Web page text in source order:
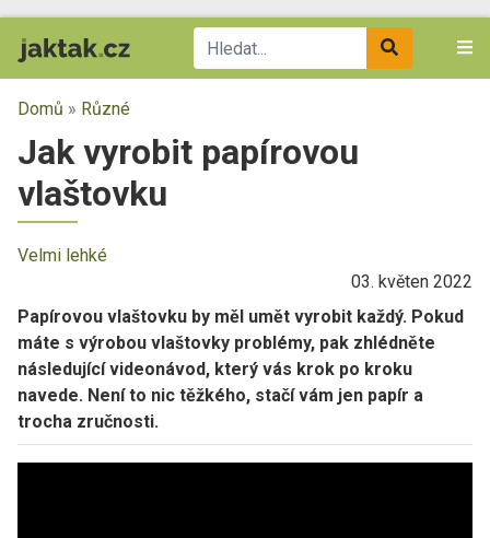
Domů » Různé
Jak vyrobit papírovou
vlaštovku
Velmi lehké
03. květen 2022
Papírovou vlaštovku by měl umět vyrobit každý. Pokud
máte s výrobou vlaštovky problémy, pak zhlédněte
následující videonávod, který vás krok po kroku
navede. Není to nic těžkého, stačí vám jen papír a
trocha zručnosti.